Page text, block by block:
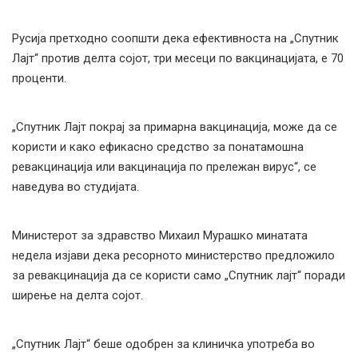
Русија претходно соопшти дека ефективноста на „Спутник
Лајт“ против делта сојот, три месеци по вакцинацијата, е 70
проценти.
„Спутник Лајт покрај за примарна вакцинација, може да се
користи и како ефикасно средство за понатамошна
ревакцинација или вакцинација по прележан вирус“, се
наведува во студијата.
Министерот за здравство Михаил Мурашко минатата
недела изјави дека ресорното министерство предложило
за ревакцинација да се користи само „Спутник лајт“ поради
ширење на делта сојот.
„Спутник Лајт“ беше одобрен за клиничка употреба во